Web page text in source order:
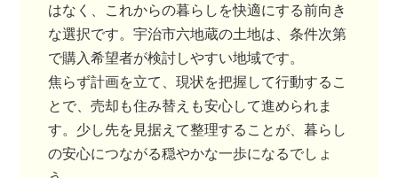
はなく、これからの暮らしを快適にする前向き
な選択です。宇治市六地蔵の土地は、条件次第
で購入希望者が検討しやすい地域です。
焦らず計画を立て、現状を把握して行動するこ
とで、売却も住み替えも安心して進められま
す。少し先を見据えて整理することが、暮らし
の安心につながる穏やかな一歩になるでしょ